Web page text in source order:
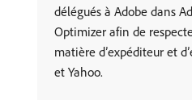
délégués à Adobe dans
Optimizer afin de
matière d’expéditeur et
et Yahoo.